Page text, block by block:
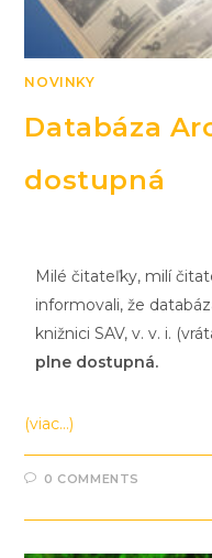
NOVINKY
Databáza
dostupná
Milé čitateľky, milí
informovali, že
knižnici SAV, v. v. i.
plne dostupná.
(viac…)
0 COMMENTS